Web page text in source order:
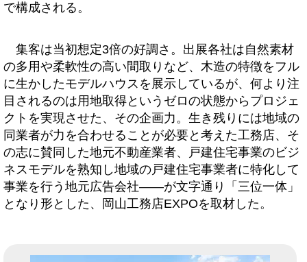
で構成される。
集客は当初想定3倍の好調さ。出展各社は自然素材
の多用や柔軟性の高い間取りなど、木造の特徴をフル
に生かしたモデルハウスを展示しているが、何より注
目されるのは用地取得というゼロの状態からプロジェ
クトを実現させた、その企画力。生き残りには地域の
同業者が力を合わせることが必要と考えた工務店、そ
の志に賛同した地元不動産業者、戸建住宅事業のビジ
ネスモデルを熟知し地域の戸建住宅事業者に特化して
事業を行う地元広告会社――が文字通り「三位一体」
となり形とした、岡山工務店EXPOを取材した。